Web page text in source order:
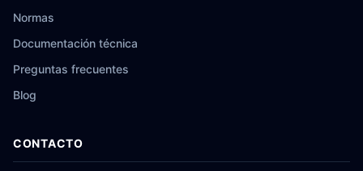
Normas
Documentación técnica
Preguntas frecuentes
Blog
CONTACTO